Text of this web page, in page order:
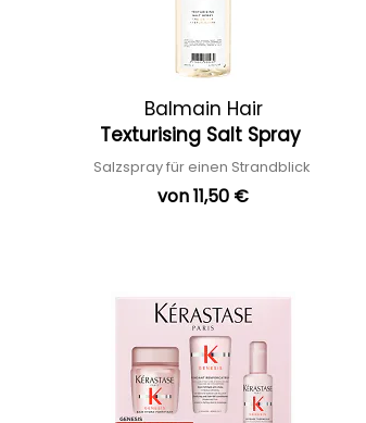
Balmain Hair
Texturising Salt Spray
Salzspray für einen Strandblick
von 11,50 €